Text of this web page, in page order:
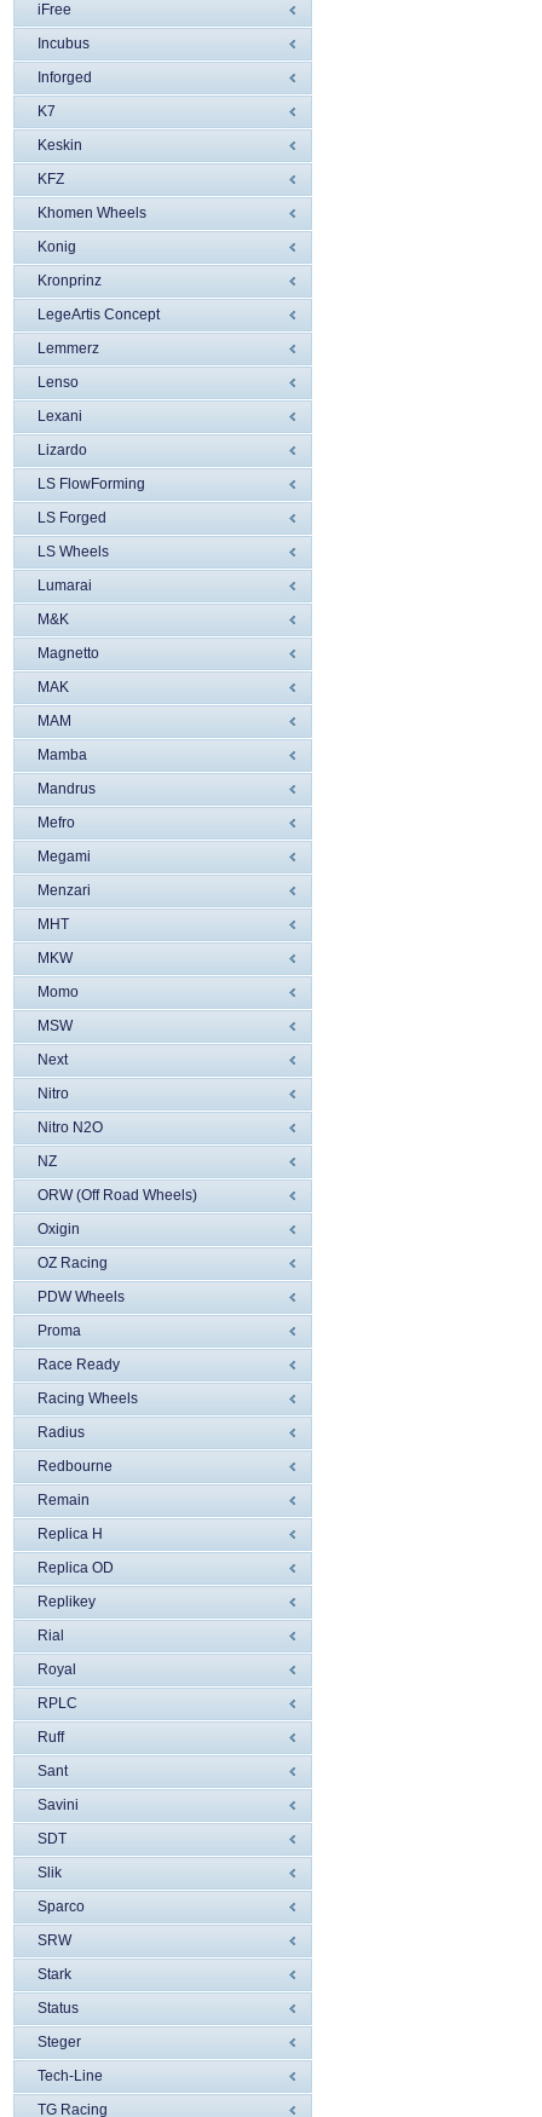
iFree
Incubus
Inforged
K7
Keskin
KFZ
Khomen Wheels
Konig
Kronprinz
LegeArtis Concept
Lemmerz
Lenso
Lexani
Lizardo
LS FlowForming
LS Forged
LS Wheels
Lumarai
M&K
Magnetto
MAK
MAM
Mamba
Mandrus
Mefro
Megami
Menzari
MHT
MKW
Momo
MSW
Next
Nitro
Nitro N2O
NZ
ORW (Off Road Wheels)
Oxigin
OZ Racing
PDW Wheels
Proma
Race Ready
Racing Wheels
Radius
Redbourne
Remain
Replica H
Replica OD
Replikey
Rial
Royal
RPLC
Ruff
Sant
Savini
SDT
Slik
Sparco
SRW
Stark
Status
Steger
Tech-Line
TG Racing